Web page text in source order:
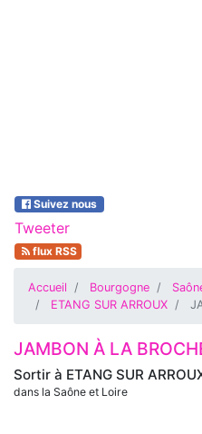
Suivez nous
Tweeter
flux RSS
Accueil Bourgogne
ETANG SUR ARROUX
Sortir à ETANG SUR
dans la Saône et Loire
JAMBON À LA